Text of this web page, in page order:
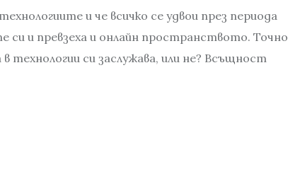
и че всичко се удвои през периода
си и превзеха и онлайн пространството. Точно
технологии си заслужава, или не? Всъщност